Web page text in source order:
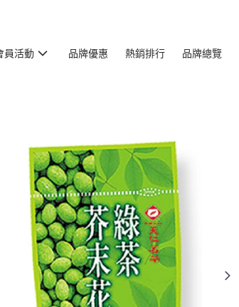
員活動 品牌優惠 熱銷排行 品牌總覽